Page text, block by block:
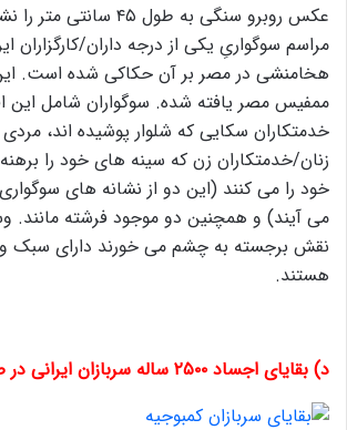
عکس روبرو سنگی به طول ۴۵
مراسم سوگواریِ یکی از درجه داران/کارگزاران
هخامنشی در مصر بر آن حکاکی شده است.
ممفیس مصر یافته شده. سوگواران شامل این
خدمتکاران سکایی که شلوار پوشیده اند،
زنان/خدمتکاران زن که سینه های خود را
خود را می کنند (این دو از نشانه های
می آیند) و همچنین دو موجود فرشته مانند.
نقش برجسته به چشم می خورند دارای سبک و
هستند.
د) بقایای اجساد ۲۵۰۰ ساله سربازان ایرانی در صحرای مصر